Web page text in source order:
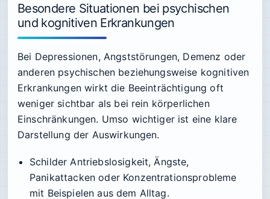
Besondere Situationen bei psychischen
und kognitiven Erkrankungen
Bei Depressionen, Angststörungen, Demenz oder
anderen psychischen beziehungsweise kognitiven
Erkrankungen wirkt die Beeinträchtigung oft
weniger sichtbar als bei rein körperlichen
Einschränkungen. Umso wichtiger ist eine klare
Darstellung der Auswirkungen.
Schilder Antriebslosigkeit, Ängste,
Panikattacken oder Konzentrationsprobleme
mit Beispielen aus dem Alltag.